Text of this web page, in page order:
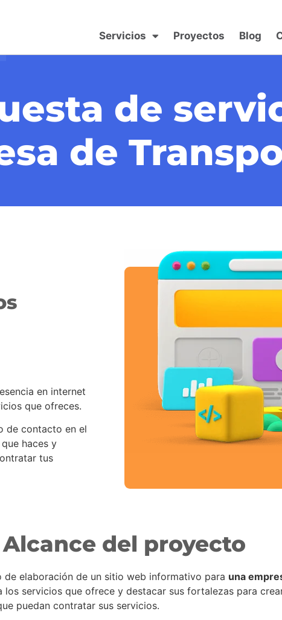
Servicios Proyectos Blog
de
de
en internet
que ofreces.
de contacto en el
haces y
tus
Alcance del proyecto
elaboración de un sitio web informativo para una
servicios que ofrece y destacar sus fortalezas para
puedan contratar sus servicios.